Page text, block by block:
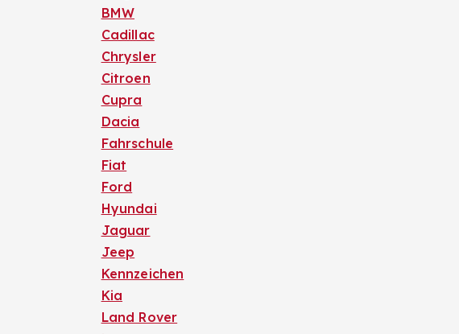
BMW
Cadillac
Chrysler
Citroen
Cupra
Dacia
Fahrschule
Fiat
Ford
Hyundai
Jaguar
Jeep
Kennzeichen
Kia
Land Rover